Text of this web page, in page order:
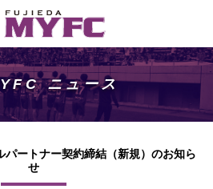
ニュース
ートナー契約締結（新規）のお知ら
せ